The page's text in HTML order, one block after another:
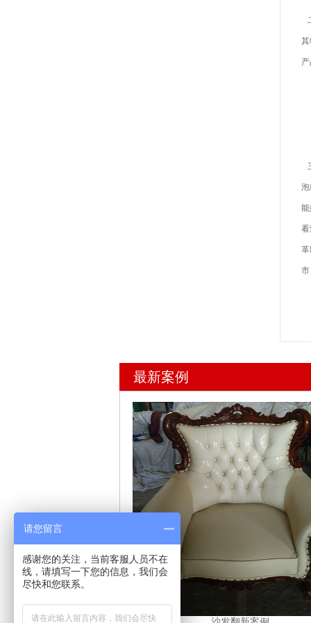
市
最新案例
请您留言
感谢您的关注，当前客服人员不在
线，请填写一下您的信息，我们会
尽快和您联系。